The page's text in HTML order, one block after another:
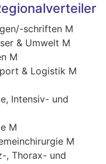
schriften M
& Umwelt M
M
& Logistik M
Intensiv- und
M
M
, Thorax- und